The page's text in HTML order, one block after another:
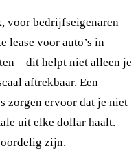
voor bedrijfseigenaren
lease voor auto’s in
– dit helpt niet alleen je
aftrekbaar. Een
zorgen ervoor dat je niet
uit elke dollar haalt.
zijn.